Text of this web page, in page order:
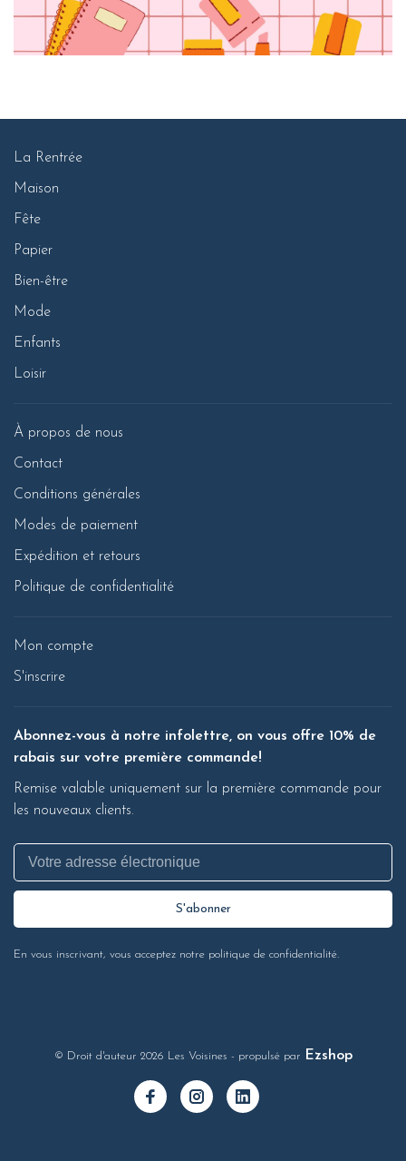
La Rentrée
Maison
Fête
Papier
Bien-être
Mode
Enfants
Loisir
À propos de nous
Contact
Conditions générales
Modes de paiement
Expédition et retours
Politique de confidentialité
Mon compte
S'inscrire
Abonnez-vous à notre infolettre, on vous offre 10% de
rabais sur votre première commande!
Remise valable uniquement sur la première commande pour
les nouveaux clients.
S'abonner
En vous inscrivant, vous acceptez notre politique de confidentialité.
© Droit d'auteur 2026 Les Voisines - propulsé par Ezshop